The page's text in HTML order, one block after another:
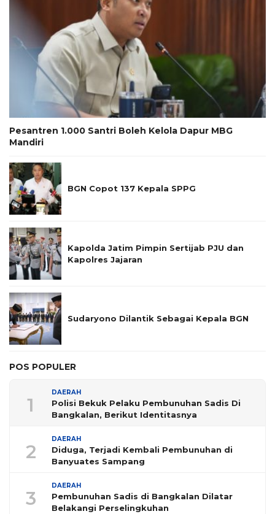
Pesantren 1.000 Santri Boleh Kelola Dapur MBG
Mandiri
BGN Copot 137 Kepala SPPG
Kapolda Jatim Pimpin Sertijab PJU dan
Kapolres Jajaran
Sudaryono Dilantik Sebagai Kepala BGN
POS POPULER
1
DAERAH
Polisi Bekuk Pelaku Pembunuhan Sadis Di
Bangkalan, Berikut Identitasnya
2
DAERAH
Diduga, Terjadi Kembali Pembunuhan di
Banyuates Sampang
3
DAERAH
Pembunuhan Sadis di Bangkalan Dilatar
Belakangi Perselingkuhan